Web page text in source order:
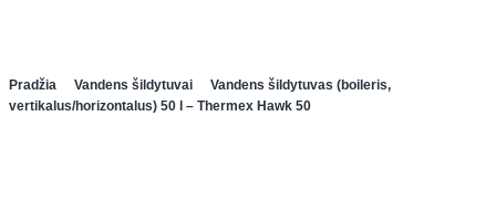
Pradžia Vandens šildytuvai
Vandens šildytuvas (boileris,
vertikalus/horizontalus) 50 l – Thermex Hawk 50